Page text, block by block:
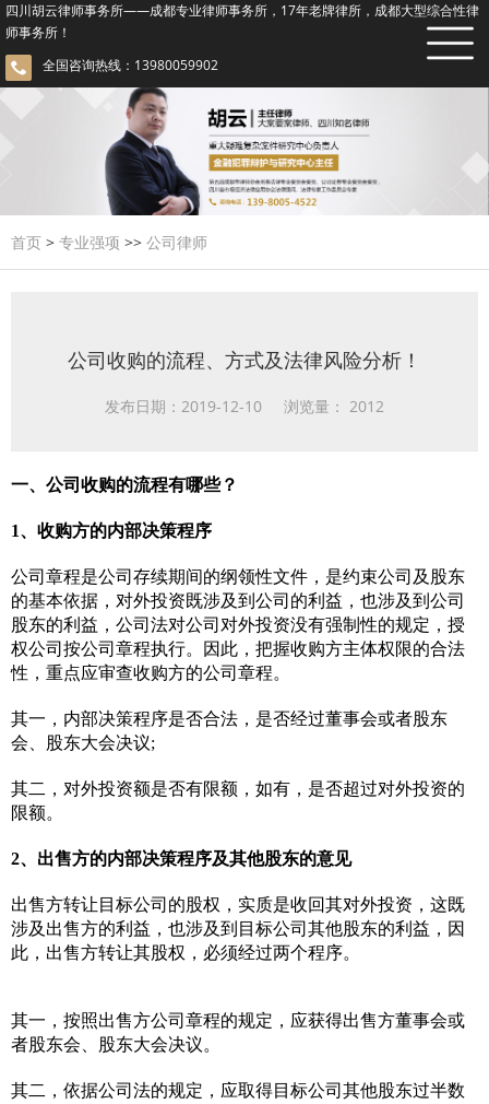
四川胡云律师事务所——成都专业律师事务所，17年老牌律所，成都大型综合性律
师事务所！
全国咨询热线：13980059902
首页 > 专业强项 >> 公司律师
公司收购的流程、方式及法律风险分析！
发布日期：2019-12-10 浏览量： 2012
一、公司收购的流程有哪些？
1、收购方的内部决策程序
公司章程是公司存续期间的纲领性文件，是约束公司及股东
的基本依据，对外投资既涉及到公司的利益，也涉及到公司
股东的利益，公司法对公司对外投资没有强制性的规定，授
权公司按公司章程执行。因此，把握收购方主体权限的合法
性，重点应审查收购方的公司章程。
其一，内部决策程序是否合法，是否经过董事会或者股东
会、股东大会决议;
其二，对外投资额是否有限额，如有，是否超过对外投资的
限额。
2、出售方的内部决策程序及其他股东的意见
出售方转让目标公司的股权，实质是收回其对外投资，这既
涉及出售方的利益，也涉及到目标公司其他股东的利益，因
此，出售方转让其股权，必须经过两个程序。
其一，按照出售方公司章程的规定，应获得出售方董事会或
者股东会、股东大会决议。
其二，依据公司法的规定，应取得目标公司其他股东过半数